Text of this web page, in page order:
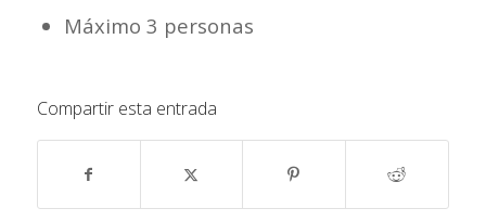
Máximo 3 personas
Compartir esta entrada